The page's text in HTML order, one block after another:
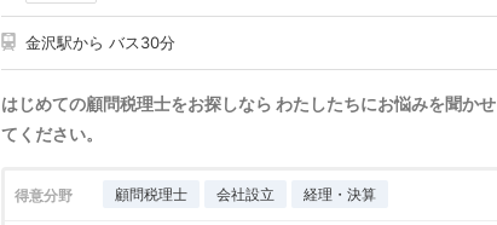
金沢駅から バス30分
はじめての顧問税理士をお探しなら わたしたちにお悩みを聞かせ
てください。
得意分野 顧問税理士 会社設立 経理・決算